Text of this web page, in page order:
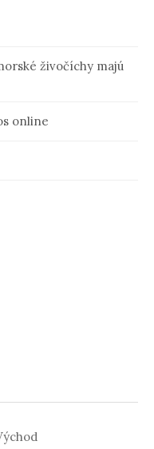
živočíchy majú
online